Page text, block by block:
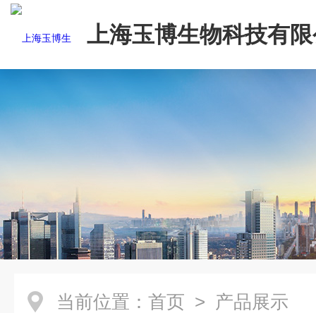
上海玉博生物科技有
当前位置： 首页 > 产品展示